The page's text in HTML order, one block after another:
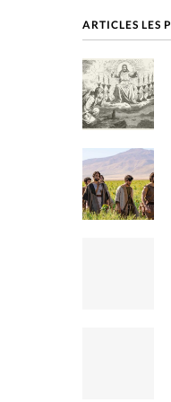
ARTICLES LES